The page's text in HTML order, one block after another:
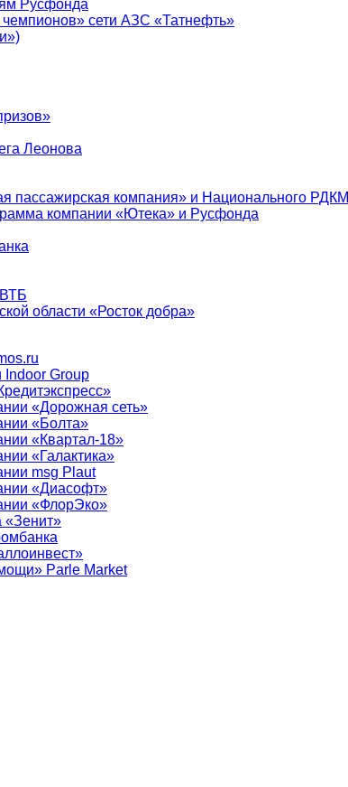
Русфонда
сети АЗС «Татнефть»
Леонова
пассажирская компания» и Национального РДКМ
компании «Ютека» и Русфонда
области «Росток добра»
Indoor Group
«Дорожная сеть»
«Болта»
«Квартал-18»
«Галактика»
msg Plaut
«Диасофт»
«ФлорЭко»
«Зенит»
Parle Market